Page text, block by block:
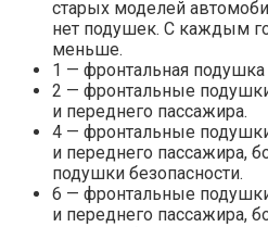
старых моделей
нет подушек. С каждым
меньше.
1 — фронтальная подушка
2 — фронтальные
и переднего пассажира.
4 — фронтальные
и переднего пассажира,
подушки безопасности.
6 — фронтальные
и переднего пассажира,